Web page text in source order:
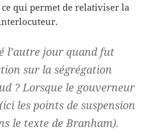
qui permet de relativiser la
l’autre jour quand fut
sur la ségrégation
? Lorsque le gouverneur
les points de suspension
le texte de Branham).